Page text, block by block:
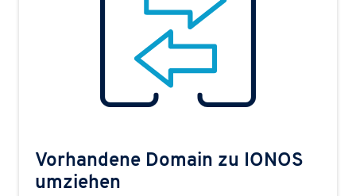
Vorhandene Domain zu IONOS
umziehen